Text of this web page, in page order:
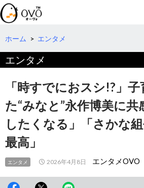
検
索
コ
テ
へ
ホーム > エンタメ
エンタメ
「時すでにおスシ!?」子
た“みなと”永作博美に共
したくなる」「さかな
最高」
エンタメ 2026年4月8日 エンタメOVO